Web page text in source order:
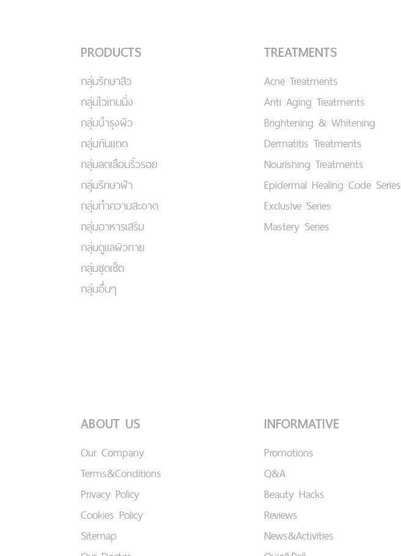
PRODUCTS
กลุ่มรักษาสิว
กลุ่มไวเทนนิ่ง
กลุ่มบำรุงผิว
กลุ่มกันแดด
กลุ่มลดเลือนริ้วรอย
กลุ่มรักษาฝ้า
กลุ่มทำความสะอาด
กลุ่มอาหารเสริม
กลุ่มดูแลผิวกาย
กลุ่มชุดเซ็ต
กลุ่มอื่นๆ
TREATMENTS
Acne Treatments
Anti Aging Treatments
Brightening & Whitening
Dermatitis Treatments
Nourishing Treatments
Epidermal Healing Code Series
Exclusive Series
Mastery Series
ABOUT US
Our Company
Terms&Conditions
Privacy Policy
Cookies Policy
Sitemap
INFORMATIVE
Promotions
Q&A
Beauty Hacks
Reviews
News&Activities